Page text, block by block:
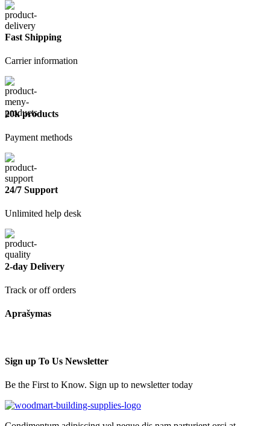
Fast Shipping
Carrier information
20k products
Payment methods
24/7 Support
Unlimited help desk
2-day Delivery
Track or off orders
Aprašymas
Sign up To Us Newsletter
Be the First to Know. Sign up to newsletter today